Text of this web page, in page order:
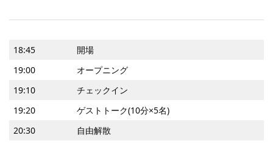
18:45
開場
19:00
オープニング
19:10
チェックイン
19:20
ゲストトーク(10分×5名)
20:30
自由解散